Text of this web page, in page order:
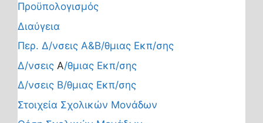
Προϋπολογισμός
Διαύγεια
Περ. Δ/νσεις Α&Β/θμιας Εκπ/σης
Δ/νσεις Α/θμιας Εκπ/σης
Δ/νσεις Β/θμιας Εκπ/σης
Στοιχεία Σχολικών Μονάδων